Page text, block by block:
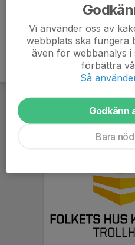
Vi använder oss av
webbplats ska fungera
även för webbanalys i
förbättra
Så
Godkänn
Bara